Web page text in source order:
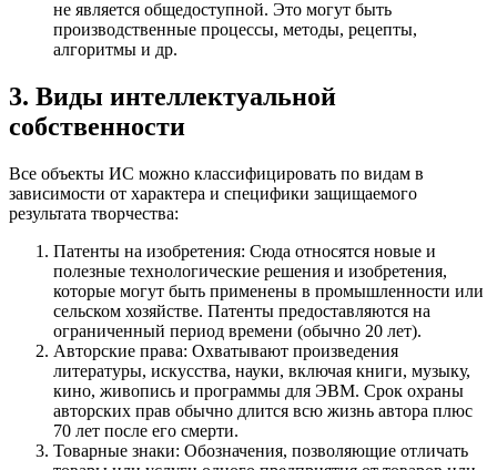
не является общедоступной. Это могут быть
производственные процессы, методы, рецепты,
алгоритмы и др.
3. Виды интеллектуальной
собственности
Все объекты ИС можно классифицировать по видам в
зависимости от характера и специфики защищаемого
результата творчества:
Патенты на изобретения: Сюда относятся новые и
полезные технологические решения и изобретения,
которые могут быть применены в промышленности или
сельском хозяйстве. Патенты предоставляются на
ограниченный период времени (обычно 20 лет).
Авторские права: Охватывают произведения
литературы, искусства, науки, включая книги, музыку,
кино, живопись и программы для ЭВМ. Срок охраны
авторских прав обычно длится всю жизнь автора плюс
70 лет после его смерти.
Товарные знаки: Обозначения, позволяющие отличать